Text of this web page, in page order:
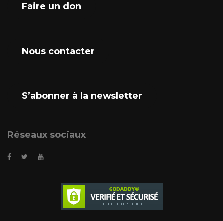
Faire un don
Nous contacter
S’abonner à la newsletter
Réseaux sociaux